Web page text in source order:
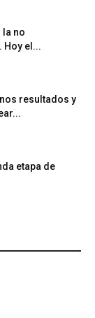
la no
Hoy el...
resultados y
etapa de